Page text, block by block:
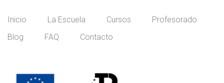
Inicio La Escuela Cursos
Profesorado
Blog
FAQ Contacto